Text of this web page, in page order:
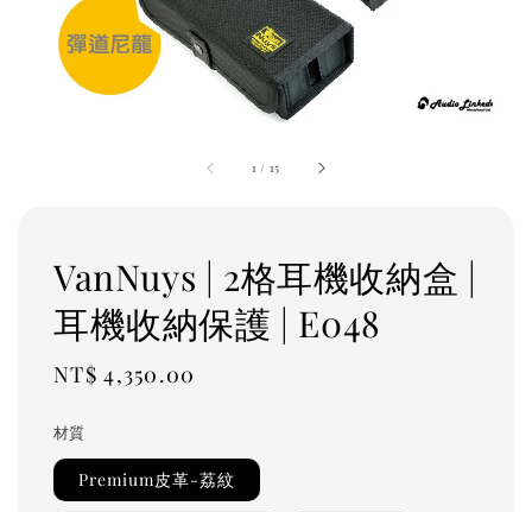
1 / 15
VanNuys | 2格耳機收納盒 |
耳機收納保護 | E048
Regular
NT$ 4,350.00
材質
Premium皮革-荔紋